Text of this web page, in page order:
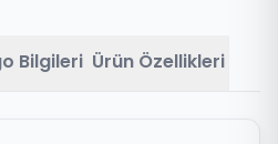
Bilgileri Ürün Özellikleri